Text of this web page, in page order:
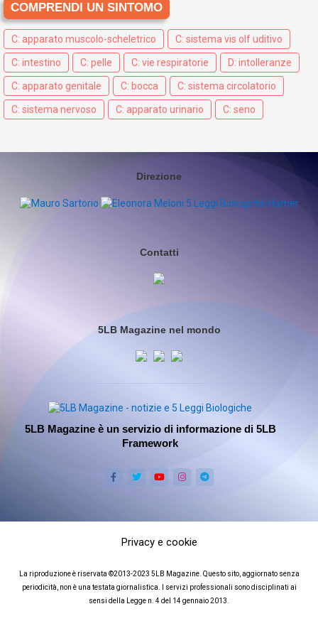
COMPRENDI UN SINTOMO
C: apparato muscolo-scheletrico C: sistema vis olf uditivo
C: intestino C: pelle C: vie respiratorie D: intolleranze
C: apparato genitale C: bocca C: sistema circolatorio
C: sistema nervoso C: apparato urinario C: seno
Direzione
Contatti
5LB Magazine nel mondo
5LB Magazine è un servizio di informazione di 5LB
Framework
La riproduzione è riservata ©2013-2023 5LB Magazine. Questo sito, aggiornato senza
periodicità, non è una testata giornalistica. I servizi professionali sono disciplinati ai
sensi della Legge n. 4 del 14 gennaio 2013.
Privacy e cookie